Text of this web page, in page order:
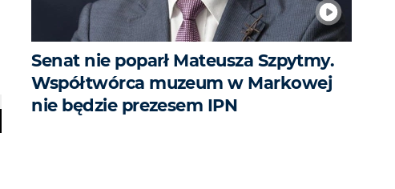
Senat nie poparł Mateusza Szpytmy.
Współtwórca muzeum w Markowej
nie będzie prezesem IPN